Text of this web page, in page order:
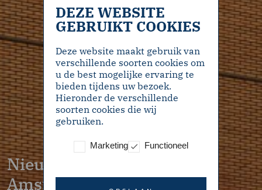
Nieuw
Amsterdams
DEZE WEBSITE
GEBRUIKT COOKIES
Deze website maakt gebruik van
verschillende soorten cookies om
u de best mogelijke ervaring te
bieden tijdens uw bezoek.
Hieronder de verschillende
soorten cookies die wij
gebruiken.
Marketing Functioneel